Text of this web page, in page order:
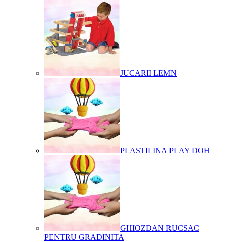
JUCARII LEMN
PLASTILINA PLAY DOH
GHIOZDAN RUCSAC
PENTRU GRADINITA